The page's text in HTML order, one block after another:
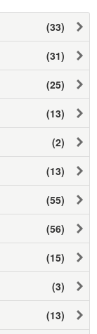
(33)
(31)
(25)
(13)
(2)
(13)
(55)
(56)
(15)
(3)
(13)